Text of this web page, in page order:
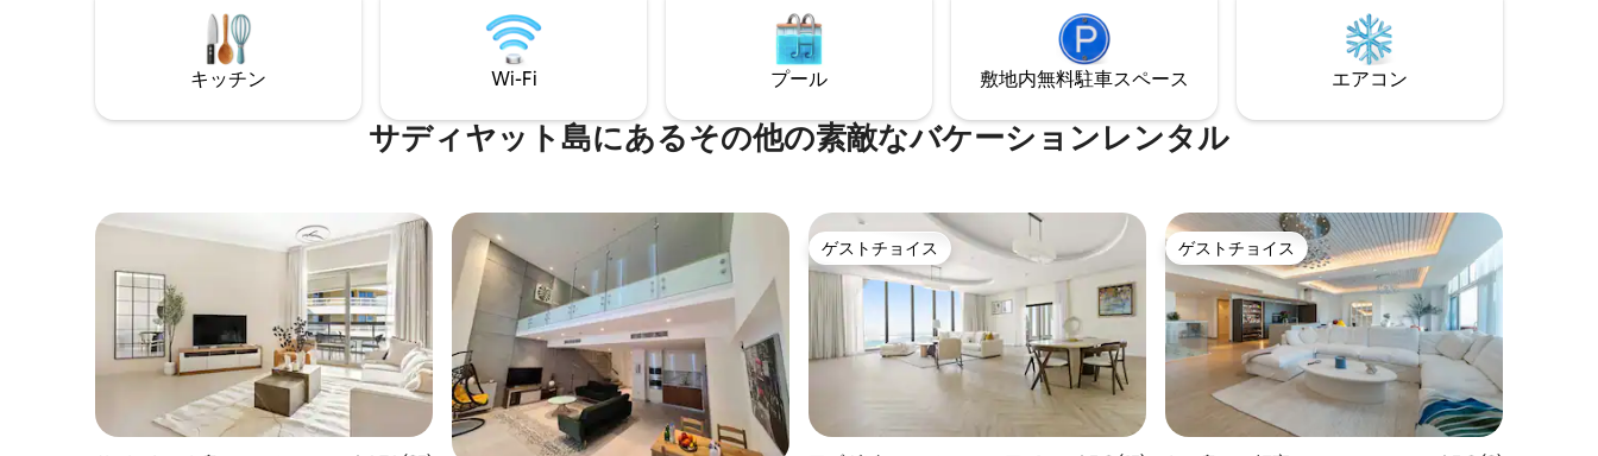
65インチスクリーンで、Netflix、Prime、
HBOを楽しめる高画質エンターテイメン
トをお楽しみください。無料の電動スク
ーターで島を探索したり、コーヒーを飲
みながらカードゲームでくつろいだり。
リラックスを楽しみましょう。
スレチック・クラブ・ジム、屋内プー
ル、ホテルスパ＆サウナ*のご利用には*追
加料金*がかかります。詳細はゲストアク
セスのセクションをご覧ください。ジム
景色をお楽しみください。 設備の整った
キッチン、高速Wi-Fi、駐車場が備わって
おり、利便性が保証されています。サア
ディア島での快適な滞在を今すぐご予約
しんでいただければ幸いです！ 私は近く
に住んでおり、この海岸線が大好きで
す。思い出に残る滞在になるよう、ヒン
トやお気に入りのスポットをいつでも喜
キッチン Wi-Fi プール 敷地内無料駐⁠車ス⁠ペ⁠ー⁠ス エアコン
サディヤット島にあるその他の素敵なバケーションレンタル
ゲストチョイス
ゲストチョイス ゲストチョイス
ゲストチョイス